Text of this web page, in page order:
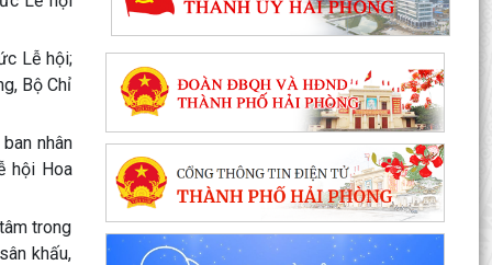
Lễ hội;
Bộ Chỉ
nhân
hội Hoa
trong
khấu,